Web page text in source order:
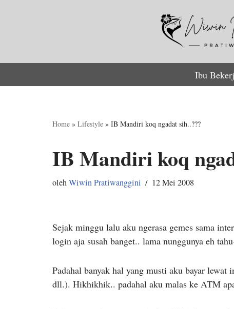
Ibu
Home » Lifestyle » IB Mandiri koq ngadat sih..???
IB Mandiri koq
olehWiwin Pratiwanggini 12 Mei 2008
Sejak minggu lalu aku ngerasa gemes sama
login aja susah banget.. lama nunggunya eh
Padahal banyak hal yang musti aku bayar
dll.). Hikhikhik.. padahal aku malas ke ATM